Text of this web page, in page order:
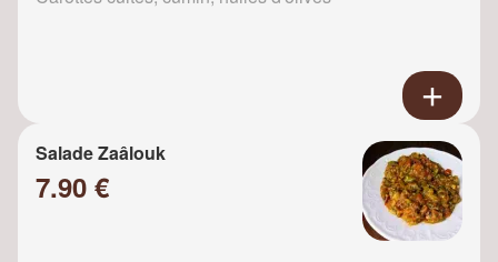
Salade Zaâlouk
7.90 €